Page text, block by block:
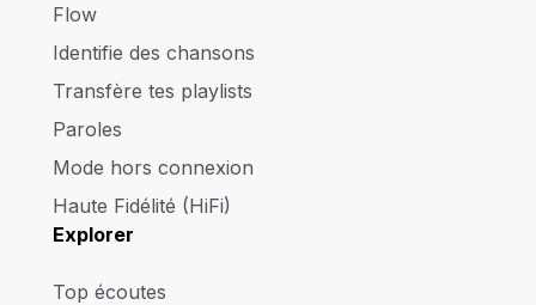
Flow
Identifie des chansons
Transfère tes playlists
Paroles
Mode hors connexion
Haute Fidélité (HiFi)
Explorer
Top écoutes